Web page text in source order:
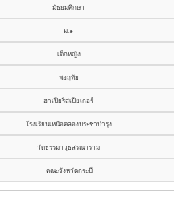
มัธยมศึกษา
ม.๑
เด็กหญิง
พอฤทัย
ฮาเปียริสเปียเกอร์
โรงเรียนเหนือคลองประชาบำรุง
วัดธรรมาวุธสรณาราม
คณะจังหวัดกระบี่